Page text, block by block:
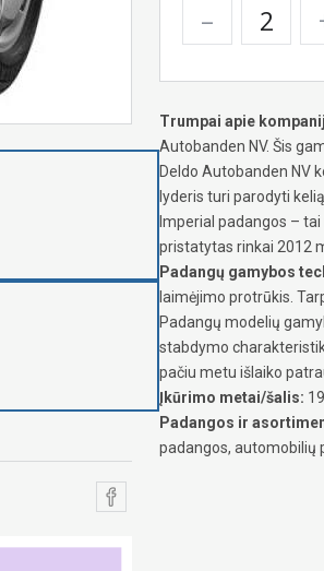
–
Trumpai apie
Autobanden NV. Šis
Deldo Autobanden NV
lyderis turi parodyti
Imperial padangos –
pristatytas rinkai 2012
Padangų gamybos
laimėjimo protrūkis.
Padangų modelių
stabdymo
pačiu metu išlaiko
Įkūrimo metai/šalis:
Padangos ir
padangos, automobilių